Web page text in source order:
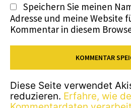
Speichern Sie meinen
Adresse und meine Website
Kommentar in diesem
Diese Seite verwendet
reduzieren. Erfahre, wie